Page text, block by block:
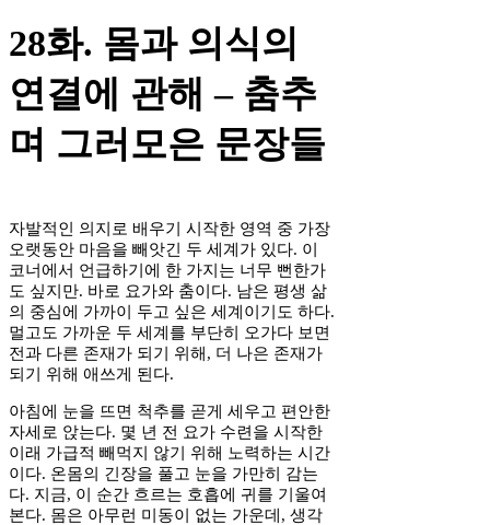
28화. 몸과 의식의
연결에 관해 – 춤추
며 그러모은 문장들
자발적인 의지로 배우기 시작한 영역 중 가장
오랫동안 마음을 빼앗긴 두 세계가 있다. 이
코너에서 언급하기에 한 가지는 너무 뻔한가
도 싶지만. 바로 요가와 춤이다. 남은 평생 삶
의 중심에 가까이 두고 싶은 세계이기도 하다.
멀고도 가까운 두 세계를 부단히 오가다 보면
전과 다른 존재가 되기 위해, 더 나은 존재가
되기 위해 애쓰게 된다.
아침에 눈을 뜨면 척추를 곧게 세우고 편안한
자세로 앉는다. 몇 년 전 요가 수련을 시작한
이래 가급적 빼먹지 않기 위해 노력하는 시간
이다. 온몸의 긴장을 풀고 눈을 가만히 감는
다. 지금, 이 순간 흐르는 호흡에 귀를 기울여
본다. 몸은 아무런 미동이 없는 가운데, 생각